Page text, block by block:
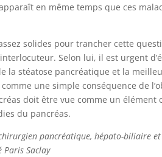
en même temps que ces
solides pour trancher cette
Selon lui, il est urgent
la stéatose pancréatique et la
une simple conséquence de
doit être vue comme un élément
du pancréas.
pancréatique, hépato-biliaire
Paris Saclay